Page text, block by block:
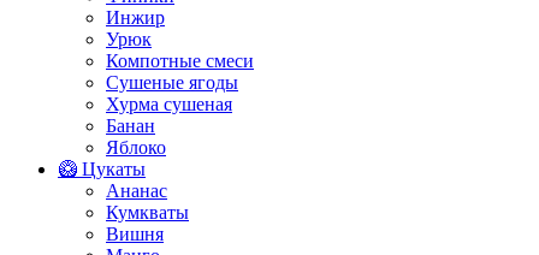
Инжир
Урюк
Компотные смеси
Сушеные ягоды
Хурма сушеная
Банан
Яблоко
🥝 Цукаты
Ананас
Кумкваты
Вишня